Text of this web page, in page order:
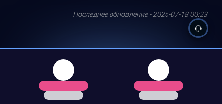
Последнее обновление - 2026-07-18 00:23